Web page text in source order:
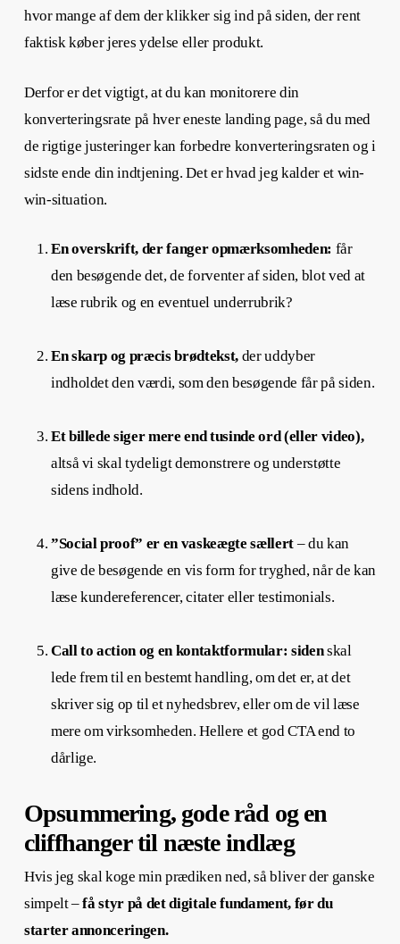
hvor mange af dem der klikker sig ind på siden, der rent
faktisk køber jeres ydelse eller produkt.
Derfor er det vigtigt, at du kan monitorere din
konverteringsrate på hver eneste landing page, så du med
de rigtige justeringer kan forbedre konverteringsraten og i
sidste ende din indtjening. Det er hvad jeg kalder et win-
win-situation.
En overskrift, der fanger opmærksomheden: får
den besøgende det, de forventer af siden, blot ved at
læse rubrik og en eventuel underrubrik?
En skarp og præcis brødtekst, der uddyber
indholdet den værdi, som den besøgende får på siden.
Et billede siger mere end tusinde ord (eller video),
altså vi skal tydeligt demonstrere og understøtte
sidens indhold.
”Social proof” er en vaskeægte sællert– du kan
give de besøgende en vis form for tryghed, når de kan
læse kundereferencer, citater eller testimonials.
Call to action og en kontaktformular: sidenskal
lede frem til en bestemt handling, om det er, at det
skriver sig op til et nyhedsbrev, eller om de vil læse
mere om virksomheden. Hellere et god CTA end to
dårlige.
Opsummering, gode råd og en
cliffhanger til næste indlæg
Hvis jeg skal koge min prædiken ned, så bliver der ganske
simpelt –få styr på det digitale fundament, før du
starter annonceringen.